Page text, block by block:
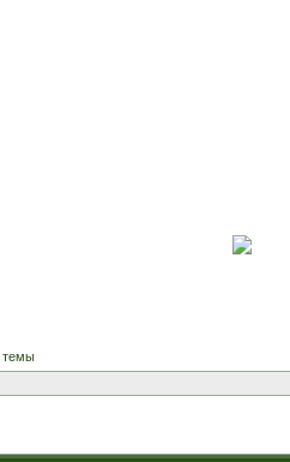
темы